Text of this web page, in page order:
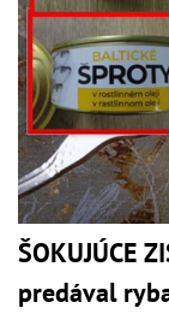
ŠOKUJÚCE
predával